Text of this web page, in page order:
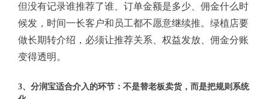
但没有记录谁推荐了谁、订单金额是多少、佣金什么时
候发，时间一长客户和员工都不愿意继续推。绿植店要
做长期转介绍，必须让推荐关系、权益发放、佣金分账
变得透明。
3、分润宝适合介入的环节：不是替老板卖货，而是把规则系统